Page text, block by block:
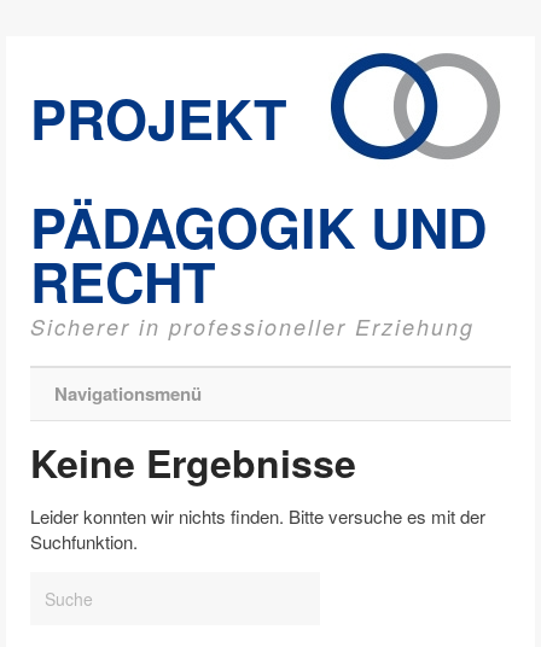
PROJEKT
PÄDAGOGIK UND
RECHT
Sicherer in professioneller Erziehung
Navigationsmenü
Keine Ergebnisse
Leider konnten wir nichts finden. Bitte versuche es mit der
Suchfunktion.